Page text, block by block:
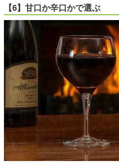
【6】甘口か辛口かで選ぶ